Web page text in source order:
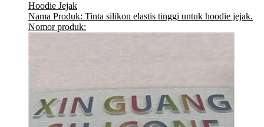
Hoodie Jejak
Nama Produk: Tinta silikon elastis tinggi untuk hoodie jejak.
Nomor produk: